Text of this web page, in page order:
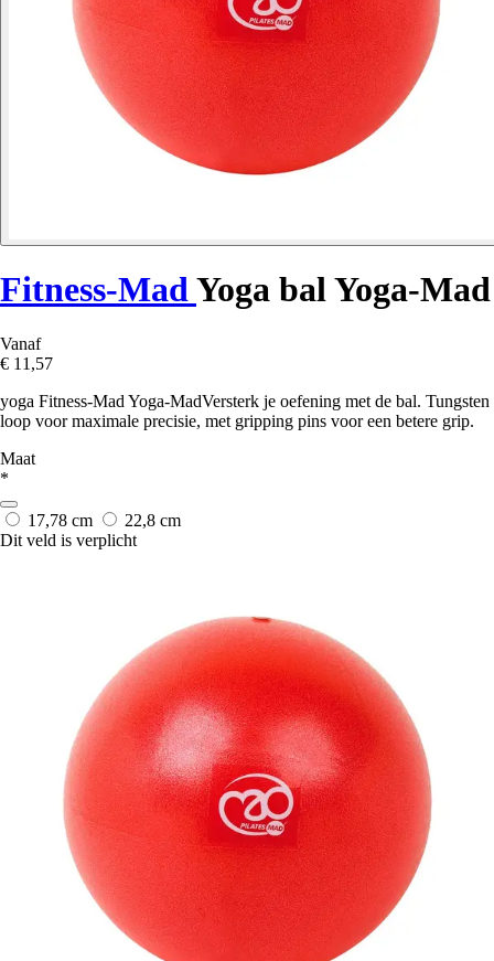
Fitness-MadYoga bal Yoga-Mad
Vanaf
€ 11,57
yoga Fitness-Mad Yoga-MadVersterk je oefening met de bal. Tungsten
loop voor maximale precisie, met gripping pins voor een betere grip.
Maat
*
17,78 cm
22,8 cm
Dit veld is verplicht